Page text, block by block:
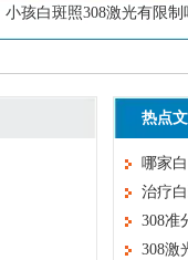
小孩白斑照308激光有限制
热点
哪家
治疗
308准
308激